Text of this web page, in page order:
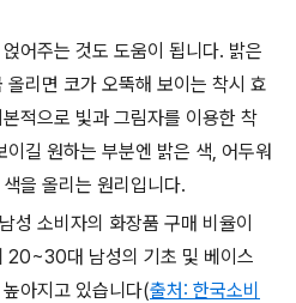
어주는 것도 도움이 됩니다. 밝은
리면 코가 오뚝해 보이는 착시 효
적으로 빛과 그림자를 이용한 착
길 원하는 부분엔 밝은 색, 어두워
을 올리는 원리입니다.
성 소비자의 화장품 구매 비율이
20~30대 남성의 기초 및 베이스
아지고 있습니다(출처: 한국소비